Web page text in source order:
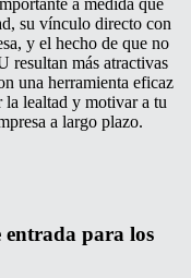
a medida que
su vínculo directo con
y el hecho de que no
resultan más atractivas
una herramienta eficaz
la lealtad y motivar a tu
a largo plazo.
entrada para los